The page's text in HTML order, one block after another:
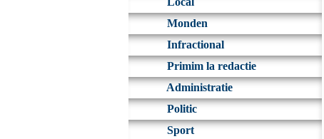
Monden
Infractional
Primim la redactie
Administratie
Politic
Sport